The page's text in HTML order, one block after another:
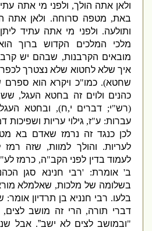
ולאן אתה הולך,ולפני מי אתה עתיד
באת,מטפה סרוחה.ולאן אתה
ותולעה.ולפני מי אתה עתיד ליתן
מלכי המלכים הקדוש ברוך הוא(
מובאים הקרבנות,שבהם יש
איך שלא לחטוא שלא נצטרך לכפרה
שחטא).כמו"כ ויקרא הוא ספרם
כהנים ולוים זה בחטא העגל,
רש"י;דברים י, ח),ובחטא העגל
עברות:ע"ז,גילוי עריות ושפיכות
לכן כנגד זה נרמז שאדם בא
לעריות.והולך למוות,שזה רמז
לעמוד בדין לפני הקב"ה,כרמז לע"ז
'אומרת: 'רבי חנינא סגן
בשלומה של מלכות,שאלמלא
בלעו.רבי חנניא בן תרדיוןאומר:
דברי תורה,הרי זה מושב לצים,
ובמושב לצים לא ישב”.אבל שנים